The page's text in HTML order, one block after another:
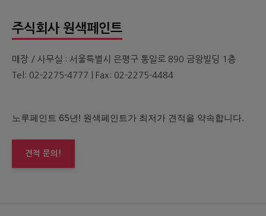
주식회사 원색페인트
매장 / 사무실 : 서울특별시 은평구 통일로 890 금왕빌딩 1층
Tel: 02-2275-4777 | Fax: 02-2275-4484
노루페인트 65년! 원색페인트가 최저가 견적을 약속합니다.
견적 문의!